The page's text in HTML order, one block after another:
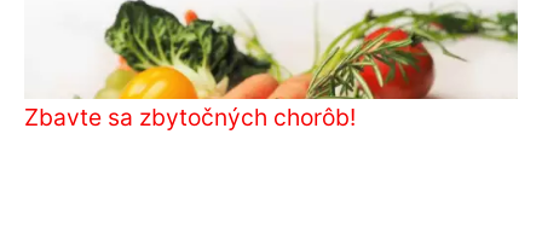
Zbavte sa zbytočných chorôb!